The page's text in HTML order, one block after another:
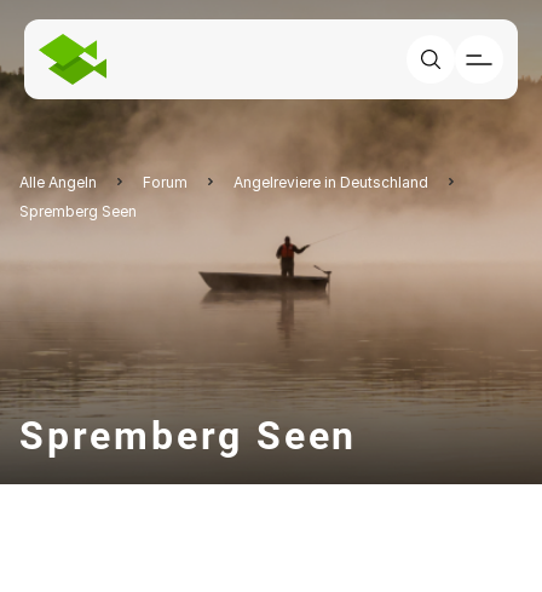
Alle Angeln Forum
Angelreviere in Deutschland
Spremberg Seen
Spremberg Seen